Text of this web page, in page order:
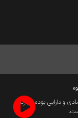
و دارایی بوده و بازنشر